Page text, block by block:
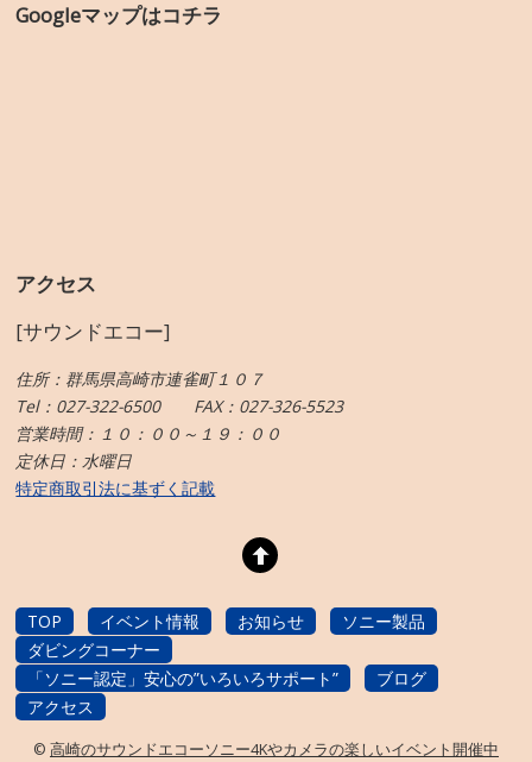
Googleマップはコチラ
アクセス
[サウンドエコー]
住所：群馬県高崎市連雀町１０７
Tel：027-322-6500 FAX：027-326-5523
営業時間：１０：００～１９：００
定休日：水曜日
特定商取引法に基ずく記載
TOP イベント情報 お知らせ
ソニー製品
ダビングコーナー
「ソニー認定」安心の”いろいろサポート”
ブログ
アクセス
© 高崎のサウンドエコーソニー4Kやカメラの楽しいイベント開催中